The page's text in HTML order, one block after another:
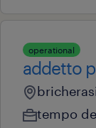
operational
addetto
tempo